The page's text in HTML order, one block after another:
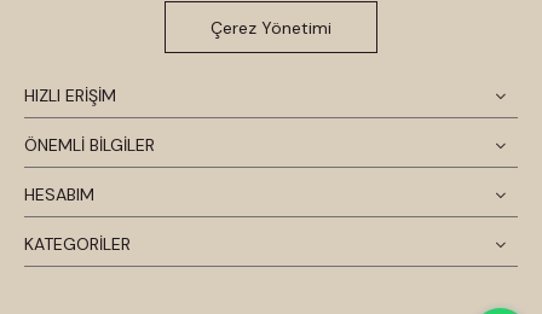
HIZLI ERİŞİM
ÖNEMLİ BİLGİLER
HESABIM
KATEGORİLER
Çerez Yönetimi